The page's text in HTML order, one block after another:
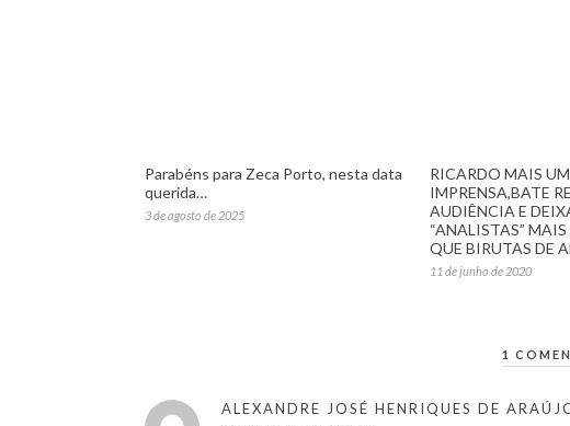
Parabéns para Zeca Porto, nesta data
querida…
3 de agosto de 2025
RICARDO MAIS
IMPRENSA,BATE
AUDIÊNCIA E
“ANALISTAS”
QUE BIRUTAS DE
11 de junho de 2020
1
ALEXANDRE JOSÉ HENRIQUES DE